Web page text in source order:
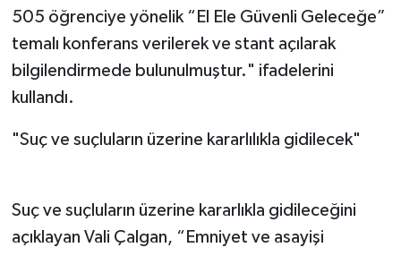
505 öğrenciye yönelik “El Ele Güvenli Geleceğe”
temalı konferans verilerek ve stant açılarak
bilgilendirmede bulunulmuştur." ifadelerini
kullandı.
"Suç ve suçluların üzerine kararlılıkla gidilecek"
Suç ve suçluların üzerine kararlıkla gidileceğini
açıklayan Vali Çalgan, “Emniyet ve asayişi